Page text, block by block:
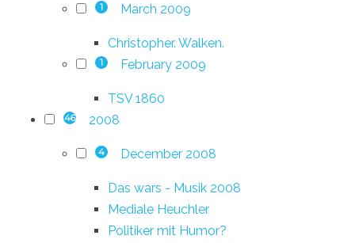
1 March 2009
Christopher. Walken.
1 February 2009
TSV 1860
46 2008
4 December 2008
Das wars - Musik 2008
Mediale Heuchler
Politiker mit Humor?